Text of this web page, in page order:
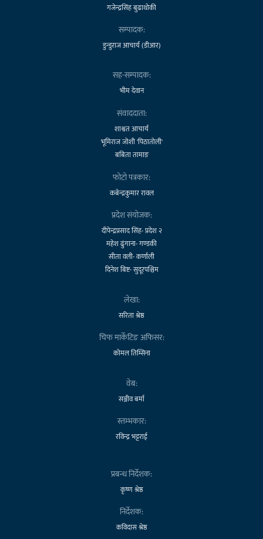
गजेन्द्रसिंह बुढाथोकी
सम्पादक:
डुन्डुराज आचार्य (डीआर)
सह-सम्पादक:
भीम देवान
संवाददाता:
शाश्वत आचार्य
भूमिराज जोशी 'पिठातोली'
बबिता तामाङ
फोटो पत्रकार:
कबेन्द्रकुमार रावल
प्रदेश संयोजक:
दीपेन्द्रप्रसाद सिंह- प्रदेश २
महेश ढुंगाना- गण्डकी
सीता वली- कर्णाली
दिनेश बिष्ट- सुदूरपश्चिम
लेखा:
सरिता श्रेष्ठ
चिफ मार्केटिङ अफिसर:
कोमल तिम्सिना
वेब:
सञ्जीव बर्मा
स्तम्भकार:
रविन्द्र भट्टराई
प्रबन्ध निर्देशक:
कृष्ण श्रेष्ठ
निर्देशक:
कविदास श्रेष्ठ